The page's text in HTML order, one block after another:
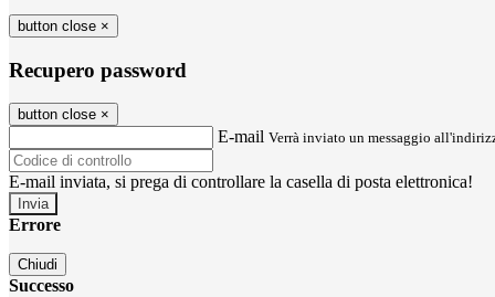
button close ×
Recupero password
button close ×
E-mail Verrà inviato un messaggio
E-mail inviata, si prega di controllare la casella di posta elettronica!
Errore
Chiudi
Successo